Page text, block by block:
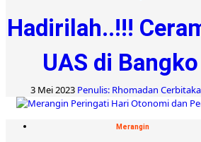
Hadirilah..!!!
UAS di Bangko
3 Mei 2023 Penulis: Rhomadan
Merangin